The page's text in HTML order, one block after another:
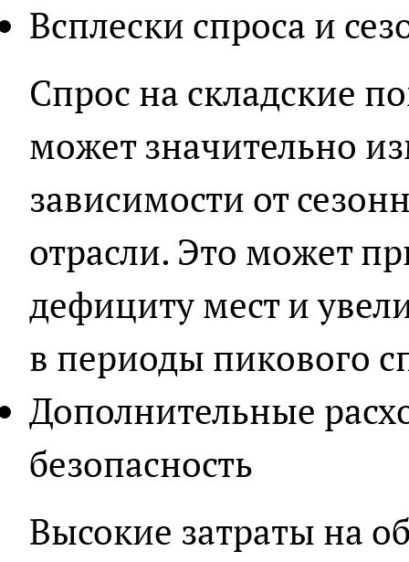
Всплески спроса и
Спрос на складские
может значительно
зависимости от
отрасли. Это может
дефициту мест и
в периоды пикового
Дополнительные
безопасность
Высокие затраты на